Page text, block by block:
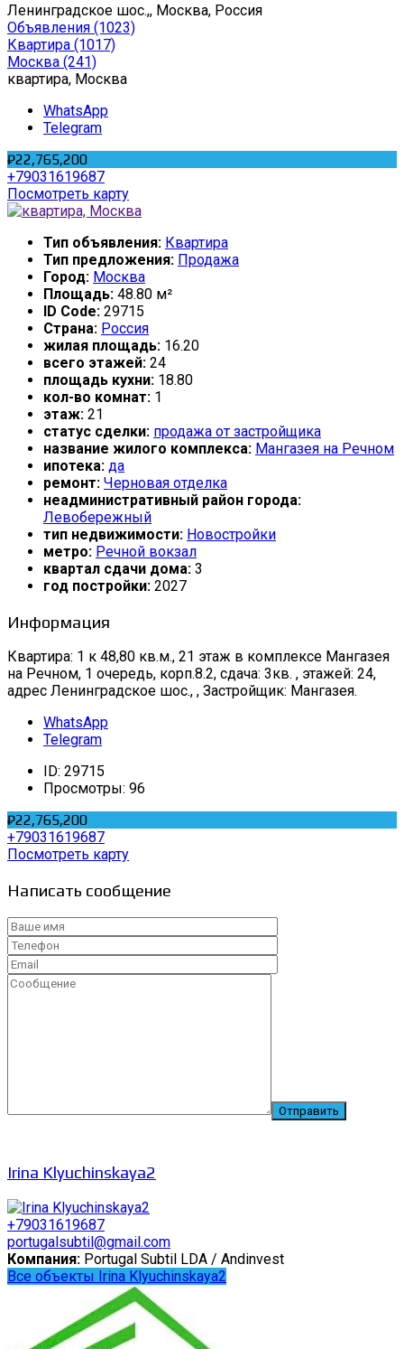
Ленинградское шос.,, Москва, Россия
Объявления (1023)
Квартира (1017)
Москва (241)
квартира, Москва
WhatsApp
Telegram
₽22,765,200
+79031619687
Посмотреть карту
Тип объявления: Квартира
Тип предложения: Продажа
Город: Москва
Площадь: 48.80 м²
ID Code: 29715
Страна: Россия
жилая площадь: 16.20
всего этажей: 24
площадь кухни: 18.80
кол-во комнат: 1
этаж: 21
статус сделки: продажа от застройщика
название жилого комплекса: Мангазея на Речном
ипотека: да
ремонт: Черновая отделка
неадминистративный район города:
Левобережный
тип недвижимости: Новостройки
метро: Речной вокзал
квартал сдачи дома: 3
год постройки: 2027
Информация
Квартира: 1 к 48,80 кв.м., 21 этаж в комплексе Мангазея
на Речном, 1 очередь, корп.8.2, сдача: 3кв. , этажей: 24,
адрес Ленинградское шос., , Застройщик: Мангазея.
WhatsApp
Telegram
ID: 29715
Просмотры: 96
₽22,765,200
+79031619687
Посмотреть карту
Написать сообщение
Irina Klyuchinskaya2
+79031619687
portugalsubtil@gmail.com
Компания: Portugal Subtil LDA / Andinvest
Все объекты Irina Klyuchinskaya2